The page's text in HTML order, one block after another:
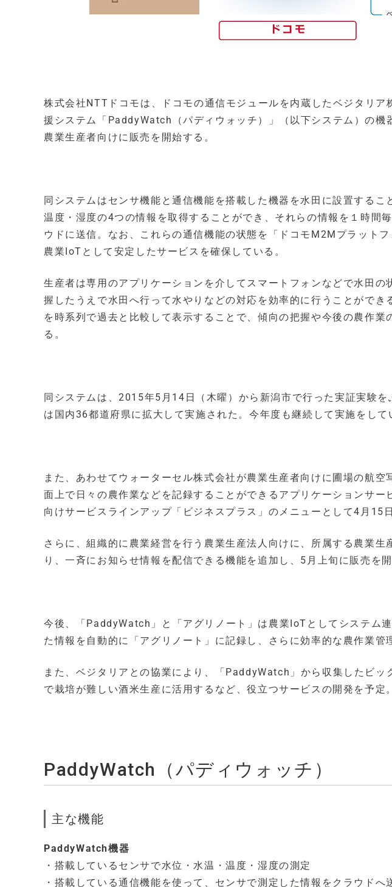
株式会社NTTドコモは、ドコモの通信モジュールを内蔵したベジタリア
援システム「PaddyWatch（パディウォッチ）」（以下システム）の
農業生産者向けに販売を開始する。
同システムはセンサ機能と通信機能を搭載した機器を水田に設置するこ
温度・湿度の4つの情報を取得することができ、それらの情報を１時間
ウドに送信。なお、これらの通信機能の状態を「ドコモM2Mプラット
農業IoTとして安定したサービスを確保している。
生産者は専用のアプリケーションを介してスマートフォンなどで水田の
握したうえで水田へ行って水やりなどの対応を効率的に行うことができ
を時系列で過去と比較して表示することで、傾向の把握や今後の農作業
る。
同システムは、2015年5月14日（木曜）から新潟市で行った実証実験
は国内36都道府県に拡大して実施された。今年度も継続して実施をして
また、あわせてウォーターセル株式会社が農業生産者向けに圃場の航
面上で日々の農作業などを記録することができるアプリケーションサー
向けサービスラインアップ「ビジネスプラス」のメニューとして4月15
さらに、組織的に農業経営を行う農業生産法人向けに、所属する農業生
り、一斉にお知らせ情報を配信できる機能を追加し、5月上旬に販売を
今後、「PaddyWatch」と「アグリノート」は農業IoTとしてシステム
た情報を自動的に「アグリノート」に記録し、さらに効率的な農作業管
また、ベジタリアとの協業により、「PaddyWatch」から収集したビッ
で栽培が難しい酒米生産に活用するなど、役立つサービスの開発を予定。
PaddyWatch（パディウォッチ）
主な機能
PaddyWatch機器
・搭載しているセンサで水位・水温・温度・湿度の測定
・搭載している通信機能を使って、センサで測定した情報をクラウドへ